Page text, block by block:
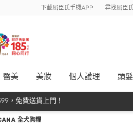
下載屈臣氏手機APP 尋找屈臣
醫美 美妝 個人護理 頭
，免費送貨上門！
全犬狗糧